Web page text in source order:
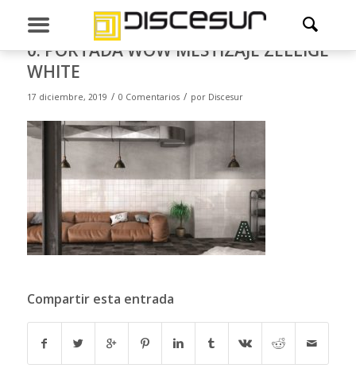
0. PORTADA WOW MESTIZAJE ZELLIGE
WHITE
17 diciembre, 2019 / 0 Comentarios / por Discesur
Compartir esta entrada